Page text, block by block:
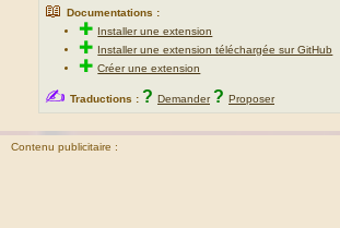
📖 Documentations :
✚ Installer une extension
✚ Installer une extension téléchargée sur GitHub
✚Créer une extension
✍ Traductions : ? Demander ? Proposer
Contenu publicitaire :